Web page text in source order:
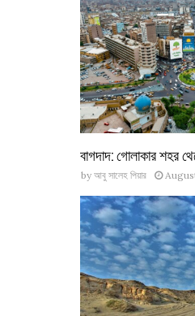
বাগদাদ: গোলাকার শহর
by আবু সালেহ পিয়ার